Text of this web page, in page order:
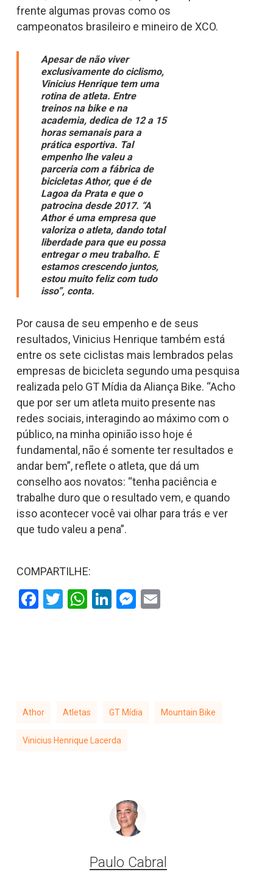
frente algumas provas como os
campeonatos brasileiro e mineiro de XCO.
Apesar de não viver
exclusivamente do ciclismo,
Vinicius Henrique tem uma
rotina de atleta. Entre
treinos na bike e na
academia, dedica de 12 a 15
horas semanais para a
prática esportiva. Tal
empenho lhe valeu a
parceria com a fábrica de
bicicletas Athor, que é de
Lagoa da Prata e que o
patrocina desde 2017. “A
Athor é uma empresa que
valoriza o atleta, dando total
liberdade para que eu possa
entregar o meu trabalho. E
estamos crescendo juntos,
estou muito feliz com tudo
isso”, conta.
Por causa de seu empenho e de seus
resultados, Vinicius Henrique também está
entre os sete ciclistas mais lembrados pelas
empresas de bicicleta segundo uma pesquisa
realizada pelo GT Mídia da Aliança Bike. “Acho
que por ser um atleta muito presente nas
redes sociais, interagindo ao máximo com o
público, na minha opinião isso hoje é
fundamental, não é somente ter resultados e
andar bem”, reflete o atleta, que dá um
conselho aos novatos: “tenha paciência e
trabalhe duro que o resultado vem, e quando
isso acontecer você vai olhar para trás e ver
que tudo valeu a pena”.
COMPARTILHE:
Facebook
Twitter
WhatsApp
LinkedIn
Messenger
Email
Athor Atletas GT Mídia Mountain Bike
Vinicius Henrique Lacerda
Paulo Cabral